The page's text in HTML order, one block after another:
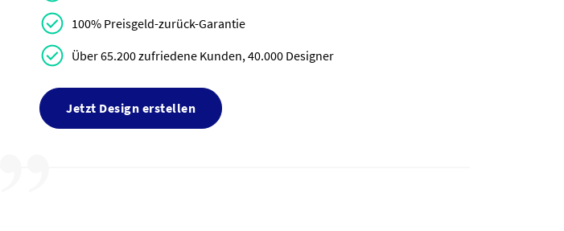
100% Preisgeld-zurück-Garantie
Über 65.200 zufriedene Kunden, 40.000 Designer
Jetzt Design erstellen